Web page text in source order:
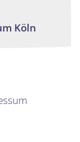
Köln